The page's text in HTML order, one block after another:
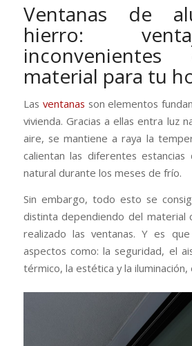
Ventanas de
hierro:
material para tu
Las ventanas son elementos
vivienda. Gracias a ellas entra luz
aire, se mantiene a raya la
calientan las diferentes
natural durante los meses de frío.
Sin embargo, todo esto se
distinta dependiendo del material
realizado las ventanas. Y es
aspectos como: la seguridad, el
térmico, la estética y la